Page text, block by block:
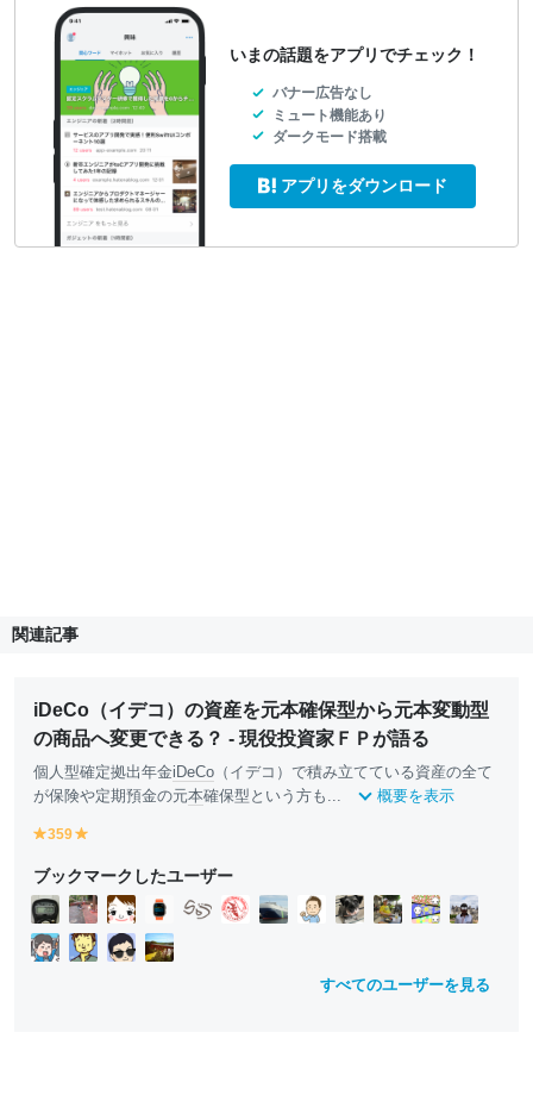
いまの話題をアプリでチェック！
バナー広告なし
ミュート機能あり
ダークモード搭載
アプリをダウンロード
関連記事
iDeCo（イデコ）の資産を元本確保型から元本変動型
の商品へ変更できる？ - 現役投資家ＦＰが語る
個人型確定拠出年金iDeCo （イデコ）で積み立てている資産の全て
が保険や定期預金の元本確保型という方も... 概要を表示
y
ll
o
w
359
ll
o
w
ブックマークしたユーザー
すべてのユーザーを見る